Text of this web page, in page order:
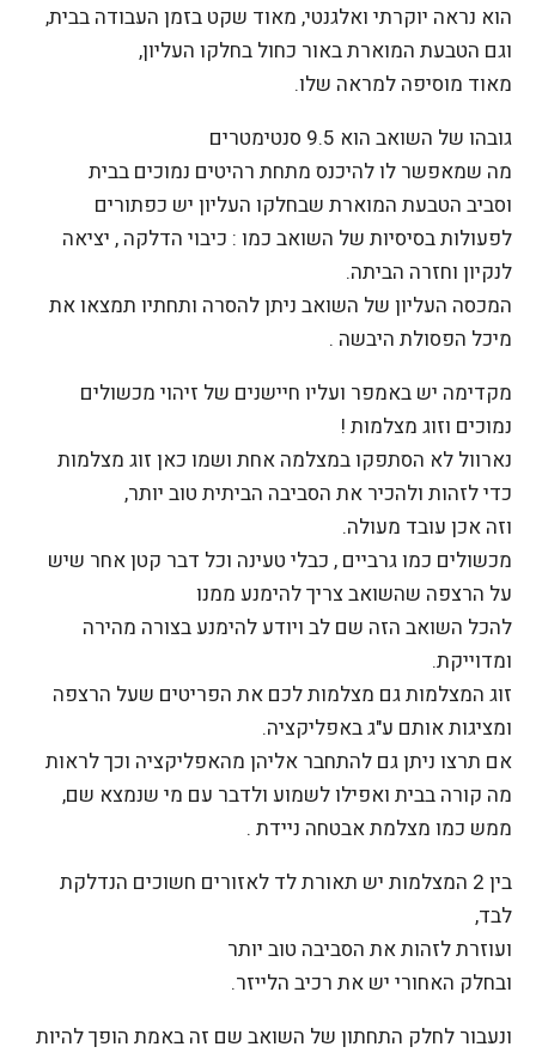
הוא נראה יוקרתי ואלגנטי, מאוד שקט בזמן העבודה בבית,
וגם הטבעת המוארת באור כחול בחלקו העליון,
מאוד מוסיפה למראה שלו.
גובהו של השואב הוא 9.5 סנטימטרים
מה שמאפשר לו להיכנס מתחת רהיטים נמוכים בבית
וסביב הטבעת המוארת שבחלקו העליון יש כפתורים
לפעולות בסיסיות של השואב כמו : כיבוי הדלקה , יציאה
לנקיון וחזרה הביתה.
המכסה העליון של השואב ניתן להסרה ותחתיו תמצאו את
מיכל הפסולת היבשה .
מקדימה יש באמפר ועליו חיישנים של זיהוי מכשולים
נמוכים וזוג מצלמות !
נארוול לא הסתפקו במצלמה אחת ושמו כאן זוג מצלמות
כדי לזהות ולהכיר את הסביבה הביתית טוב יותר,
וזה אכן עובד מעולה.
מכשולים כמו גרביים , כבלי טעינה וכל דבר קטן אחר שיש
על הרצפה שהשואב צריך להימנע ממנו
להכל השואב הזה שם לב ויודע להימנע בצורה מהירה
ומדוייקת.
זוג המצלמות גם מצלמות לכם את הפריטים שעל הרצפה
ומציגות אותם ע"ג באפליקציה.
אם תרצו ניתן גם להתחבר אליהן מהאפליקציה וכך לראות
מה קורה בבית ואפילו לשמוע ולדבר עם מי שנמצא שם,
ממש כמו מצלמת אבטחה ניידת .
בין 2 המצלמות יש תאורת לד לאזורים חשוכים הנדלקת
לבד,
ועוזרת לזהות את הסביבה טוב יותר
ובחלק האחורי יש את רכיב הלייזר.
ונעבור לחלק התחתון של השואב שם זה באמת הופך להיות